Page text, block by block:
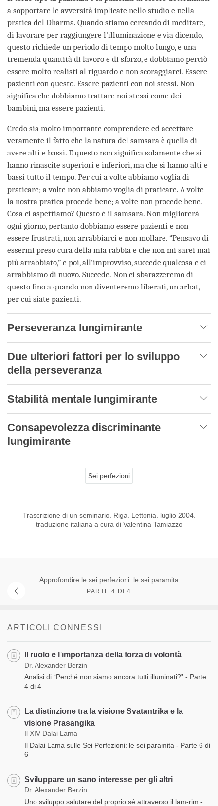
a sopportare le avversità implicate nello studio e nella
pratica del Dharma. Quando stiamo cercando di meditare,
di lavorare per raggiungere l'illuminazione e via dicendo,
questo richiede un periodo di tempo molto lungo, e una
tremenda quantità di lavoro e di sforzo, e dobbiamo perciò
essere molto realisti al riguardo e non scoraggiarci. Essere
pazienti con questo. Essere pazienti con noi stessi. Non
significa che dobbiamo trattare noi stessi come dei
bambini, ma essere pazienti.
Credo sia molto importante comprendere ed accettare
veramente il fatto che la natura del samsara è quella di
avere alti e bassi. E questo non significa solamente che si
hanno rinascite superiori e inferiori, ma che si hanno alti e
bassi tutto il tempo. Per cui a volte abbiamo voglia di
praticare; a volte non abbiamo voglia di praticare. A volte
la nostra pratica procede bene; a volte non procede bene.
Cosa ci aspettiamo? Questo è il samsara. Non migliorerà
ogni giorno, pertanto dobbiamo essere pazienti e non
essere frustrati, non arrabbiarci e non mollare. “Pensavo di
essermi preso cura della mia rabbia e che non mi sarei mai
più arrabbiato,” e poi, all'improvviso, succede qualcosa e ci
arrabbiamo di nuovo. Succede. Non ci sbarazzeremo di
questo fino a quando non diventeremo liberati, un arhat,
per cui siate pazienti.
Perseveranza lungimirante
Due ulteriori fattori per lo sviluppo
della perseveranza
Stabilità mentale lungimirante
Consapevolezza discriminante
lungimirante
Sei perfezioni
Trascrizione di un seminario, Riga, Lettonia, luglio 2004,
traduzione italiana a cura di Valentina Tamiazzo
Approfondire le sei perfezioni: le sei paramita
PARTE 4 DI 4
ARTICOLI CONNESSI
Il ruolo e l’importanza della forza di volontà
Dr. Alexander Berzin
Analisi di “Perché non siamo ancora tutti illuminati?” - Parte
4 di 4
La distinzione tra la visione Svatantrika e la
visione Prasangika
Il XIV Dalai Lama
Il Dalai Lama sulle Sei Perfezioni: le sei paramita - Parte 6 di
6
Sviluppare un sano interesse per gli altri
Dr. Alexander Berzin
Uno sviluppo salutare del proprio sé attraverso il lam-rim -